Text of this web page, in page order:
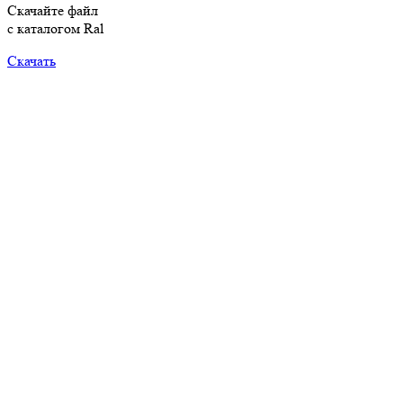
Скачайте файл
с каталогом Ral
Скачать